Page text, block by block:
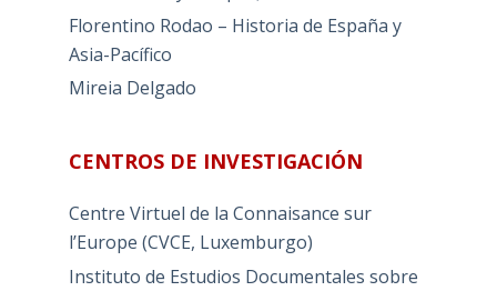
Florentino Rodao – Historia de España y
Asia-Pacífico
Mireia Delgado
CENTROS DE INVESTIGACIÓN
Centre Virtuel de la Connaisance sur
l’Europe (CVCE, Luxemburgo)
Instituto de Estudios Documentales sobre